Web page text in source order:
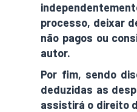
processo, deixar
não pagos ou
autor.
Por fim, sendo
deduzidas as
assistirá o direito